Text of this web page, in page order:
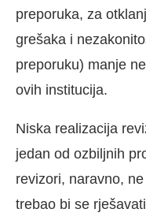
preporuka, za
grešaka i
preporuku) manje
ovih institucija.
Niska realizacija
jedan od ozbiljnih
revizori, naravno,
trebao bi se